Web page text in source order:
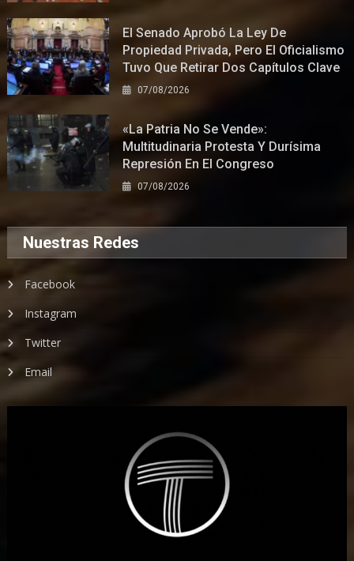
El Senado Aprobó La Ley De
Propiedad Privada, Pero El Oficialismo
Tuvo Que Retirar Dos Capítulos Clave
07/08/2026
«La Patria No Se Vende»:
Multitudinaria Protesta Y Durísima
Represión En El Congreso
07/08/2026
Nuestras Redes
Facebook
Instagram
Twitter
Email